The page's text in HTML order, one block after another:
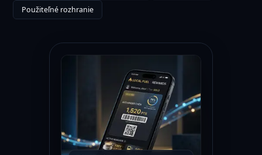
Použiteľné rozhranie